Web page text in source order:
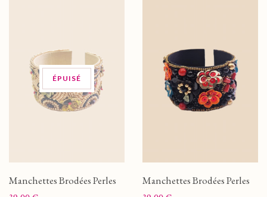
ÉPUISÉ
Manchettes Brodées Perles Manchettes Brodées Perles